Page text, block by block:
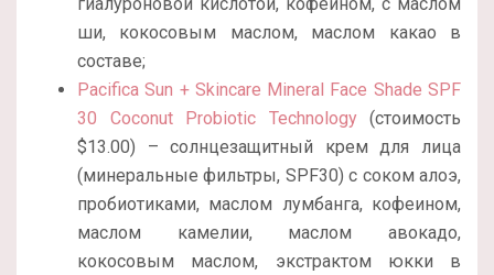
ши, кокосовым маслом, маслом какао в
составе;
Pacifica Sun + Skincare Mineral Face Shade SPF
30 Coconut Probiotic Technology(стоимость
$13.00) – солнцезащитный крем для лица
(минеральные фильтры, SPF30) с соком алоэ,
пробиотиками, маслом лумбанга, кофеином,
маслом камелии, маслом авокадо,
кокосовым маслом, экстрактом юкки в